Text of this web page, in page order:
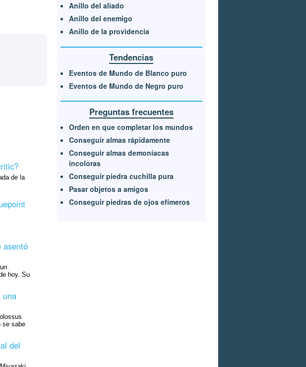
de la
asentó
hoy. Su
una
se sabe
del
Anillo del aliado
Anillo del enemigo
Anillo de la providencia
Tendencias
Eventos de Mundo de Blanco puro
Eventos de Mundo de Negro puro
Preguntas frecuentes
Orden en que completar los mundos
Conseguir almas rápidamente
Conseguir almas demoníacas
incoloras
Conseguir piedra cuchilla pura
Pasar objetos a amigos
Conseguir piedras de ojos efímeros